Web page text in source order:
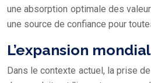
une absorption optimale des
une source de confiance pour
L’expansion
Dans le contexte actuel, la prise